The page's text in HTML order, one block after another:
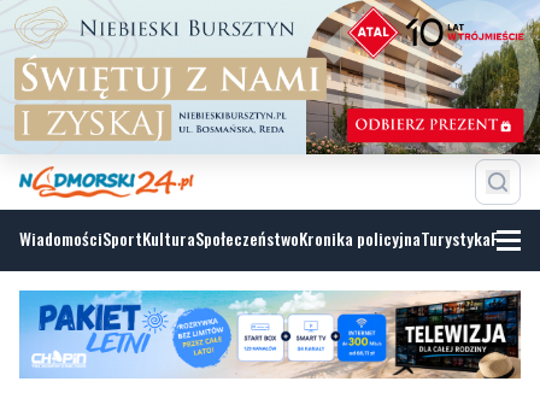
WiadomościSportKulturaSpołeczeństwoKronika policyjnaTurystyka